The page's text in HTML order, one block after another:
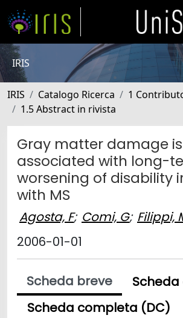
IRIS
IRIS Catalogo Ricerca
1
1.5 Abstract in rivista
Gray matter damage is
associated with long-
worsening of disability
with MS
Agosta, F; Comi, G; Filippi,
2006-01-01
Scheda breve
Scheda completa (DC)